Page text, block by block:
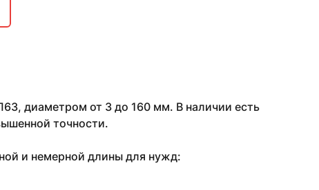
диаметром от 3 до 160 мм. В наличии есть
точности.
и немерной длины для нужд: